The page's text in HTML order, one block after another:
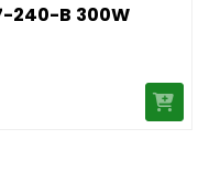
240-B 300W